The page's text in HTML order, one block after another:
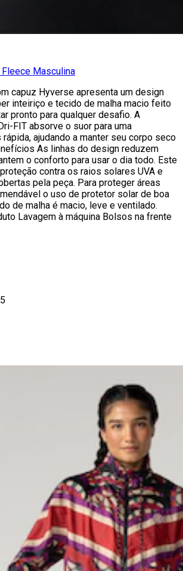
Masculina
capuz Hyverse apresenta um design
inteiriço e tecido de malha macio feito
pronto para qualquer desafio. A
FIT absorve o suor para uma
ajudando a manter seu corpo seco
As linhas do design reduzem
o conforto para usar o dia todo. Este
contra os raios solares UVA e
pela peça. Para proteger áreas
o uso de protetor solar de boa
de malha é macio, leve e ventilado.
Lavagem à máquina Bolsos na frente